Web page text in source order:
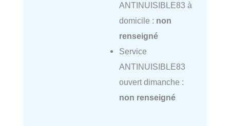
ANTINUISIBLE83 à
domicile : non
renseigné
Service
ANTINUISIBLE83
ouvert dimanche :
non renseigné